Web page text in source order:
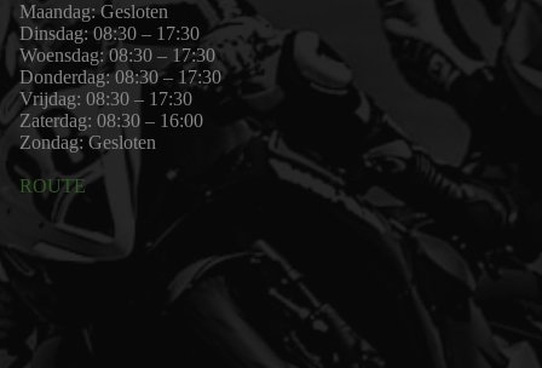
Maandag: Gesloten
Dinsdag: 08:30 – 17:30
Woensdag: 08:30 – 17:30
Donderdag: 08:30 – 17:30
Vrijdag: 08:30 – 17:30
Zaterdag: 08:30 – 16:00
Zondag: Gesloten
ROUTE